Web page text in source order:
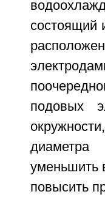
состоящий
подовых
диаметра
уменьшить
повысить